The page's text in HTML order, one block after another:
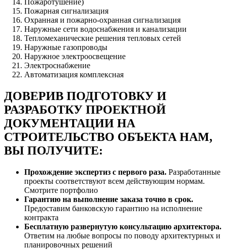
Пожаротушение)
Пожарная сигнализация
Охранная и пожарно-охранная сигнализация
Наружные сети водоснабжения и канализации
Тепломеханические решения тепловых сетей
Наружные газопроводы
Наружное электроосвещение
Электроснабжение
Автоматизация комплексная
ДОВЕРИВ ПОДГОТОВКУ И
РАЗРАБОТКУ ПРОЕКТНОЙ
ДОКУМЕНТАЦИИ НА
СТРОИТЕЛЬСТВО ОБЪЕКТА НАМ,
ВЫ ПОЛУЧИТЕ:
Прохождение экспертиз с первого раза. Разработанные
проекты соответствуют всем действующим нормам.
Смотрите портфолио
Гарантию на выполнение заказа точно в срок.
Предоставим банковскую гарантию на исполнение
контракта
Бесплатную развернутую консультацию архитектора.
Ответим на любые вопросы по поводу архитектурных и
планировочных решений